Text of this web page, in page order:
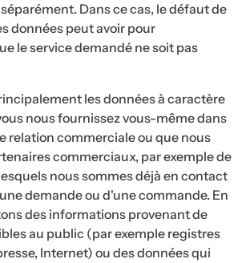
Dans ce cas, le défaut de
données peut avoir pour
le service demandé ne soit pas
les données à caractère
nous fournissez vous-même dans
relation commerciale ou que nous
commerciaux, par exemple de
nous sommes déjà en contact
demande ou d'une commande. En
des informations provenant de
au public (par exemple registres
Internet) ou des données qui